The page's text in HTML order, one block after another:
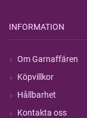
INFORMATION
Om Garnaffären
Köpvillkor
Hållbarhet
Kontakta oss